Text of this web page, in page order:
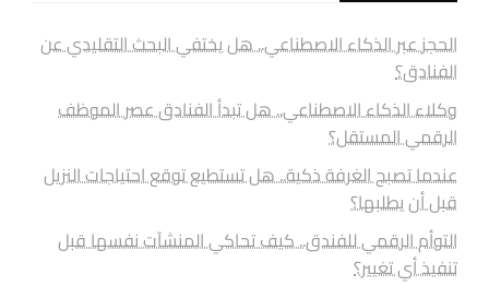
الحجز عبر الذكاء الاصطناعي.. هل يختفي البحث التقليدي عن
الفنادق؟
وكلاء الذكاء الاصطناعي.. هل تبدأ الفنادق عصر الموظف
الرقمي المستقل؟
عندما تصبح الغرفة ذكية.. هل تستطيع توقع احتياجات النزيل
قبل أن يطلبها؟
التوأم الرقمي للفندق.. كيف تحاكي المنشآت نفسها قبل
تنفيذ أي تغيير؟